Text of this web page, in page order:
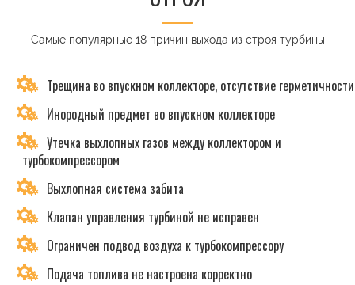
Самые популярные 18 причин выхода из строя турбины
Трещина во впускном коллекторе, отсутствие герметичности
Инородный предмет во впускном коллекторе
Утечка выхлопных газов между коллектором и
турбокомпрессором
Выхлопная система забита
Клапан управления турбиной не исправен
Ограничен подвод воздуха к турбокомпрессору
Подача топлива не настроена корректно